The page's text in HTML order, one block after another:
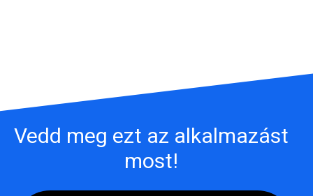
Vedd meg ezt az alkalmazást
most!